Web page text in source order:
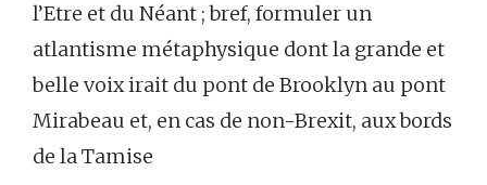
l’Etre et du Néant ; bref, formuler un
atlantisme métaphysique dont la grande et
belle voix irait du pont de Brooklyn au pont
Mirabeau et, en cas de non-Brexit, aux bords
de la Tamise